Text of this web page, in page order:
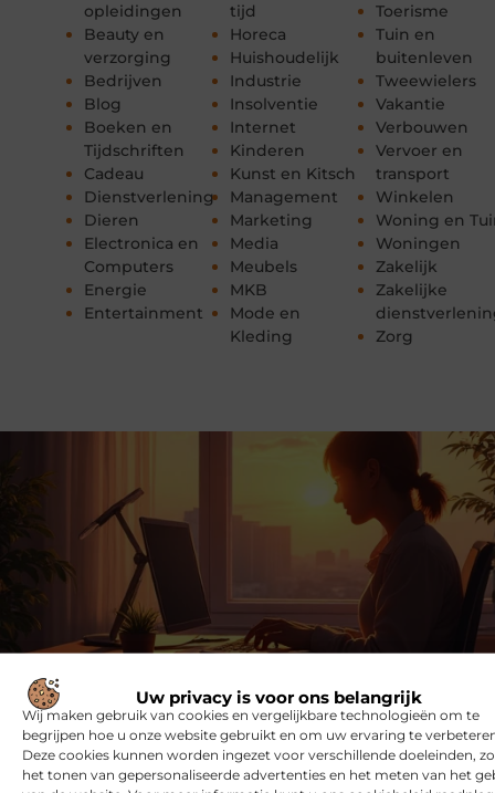
Uw privacy is voor ons belangrijk
Wij maken gebruik van cookies en vergelijkbare technologieën om te
begrijpen hoe u onze website gebruikt en om uw ervaring te
Deze cookies kunnen worden ingezet voor verschillende doeleinden,
het tonen van gepersonaliseerde advertenties en het meten van het
opleidingen
Beauty en
verzorging
Bedrijven
Blog
Boeken en
Tijdschriften
Cadeau
Dienstverlening
Dieren
Electronica en
Computers
Energie
Entertainment
tijd
Horeca
Huishoudelijk
Industrie
Insolventie
Internet
Kinderen
Kunst en Kitsch
Management
Marketing
Media
Meubels
MKB
Mode en
Kleding
Toerisme
Tuin en
buitenleven
Tweewielers
Vakantie
Verbouwen
Vervoer en
transport
Winkelen
Woning en
Woningen
Zakelijk
Zakelijke
Zorg
Meld je nu aan en word onderdeel van ons
platform!
Ben jij een enthousiaste schrijver of een nieuwsgierige